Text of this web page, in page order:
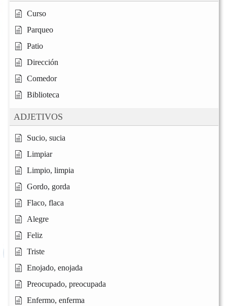
Curso
Parqueo
Patio
Dirección
Comedor
Biblioteca
ADJETIVOS
Sucio, sucia
Limpiar
Limpio, limpia
Gordo, gorda
Flaco, flaca
Alegre
Feliz
Triste
Enojado, enojada
Preocupado, preocupada
Enfermo, enferma